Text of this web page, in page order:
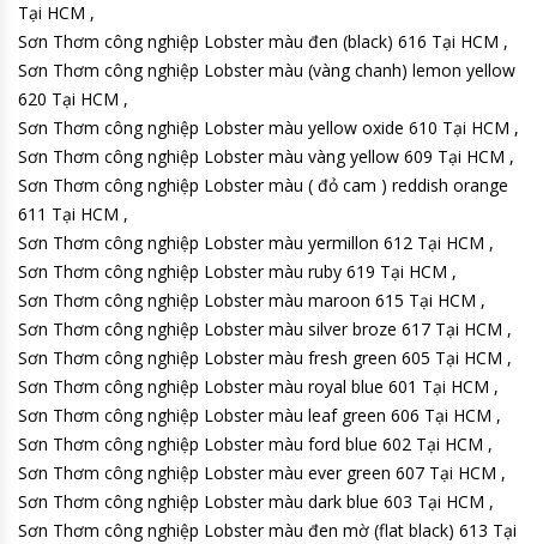
Tại HCM ,
Sơn Thơm công nghiệp Lobster màu đen (black) 616 Tại HCM ,
Sơn Thơm công nghiệp Lobster màu (vàng chanh) lemon yellow
620 Tại HCM ,
Sơn Thơm công nghiệp Lobster màu yellow oxide 610 Tại HCM ,
Sơn Thơm công nghiệp Lobster màu vàng yellow 609 Tại HCM ,
Sơn Thơm công nghiệp Lobster màu ( đỏ cam ) reddish orange
611 Tại HCM ,
Sơn Thơm công nghiệp Lobster màu yermillon 612 Tại HCM ,
Sơn Thơm công nghiệp Lobster màu ruby 619 Tại HCM ,
Sơn Thơm công nghiệp Lobster màu maroon 615 Tại HCM ,
Sơn Thơm công nghiệp Lobster màu silver broze 617 Tại HCM ,
Sơn Thơm công nghiệp Lobster màu fresh green 605 Tại HCM ,
Sơn Thơm công nghiệp Lobster màu royal blue 601 Tại HCM ,
Sơn Thơm công nghiệp Lobster màu leaf green 606 Tại HCM ,
Sơn Thơm công nghiệp Lobster màu ford blue 602 Tại HCM ,
Sơn Thơm công nghiệp Lobster màu ever green 607 Tại HCM ,
Sơn Thơm công nghiệp Lobster màu dark blue 603 Tại HCM ,
Sơn Thơm công nghiệp Lobster màu đen mờ (flat black) 613 Tại